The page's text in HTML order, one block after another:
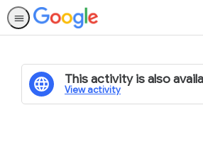
This activity is also
View activity